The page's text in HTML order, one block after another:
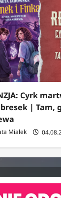
Cyrk
| Tam,
Miałek